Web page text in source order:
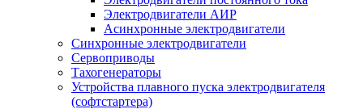
Электродвигатели АИР
Асинхронные электродвигатели
Синхронные электродвигатели
Сервоприводы
Тахогенераторы
Устройства плавного пуска электродвигателя
(софтстартера)